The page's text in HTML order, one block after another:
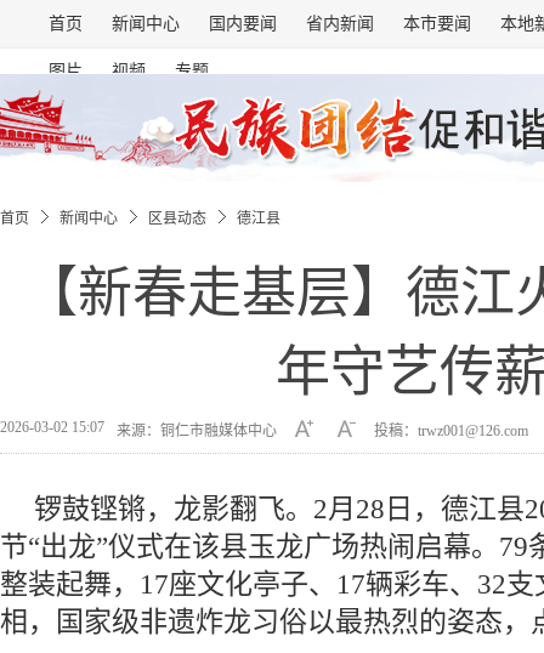
首页 新闻中心 国内要闻 省内新闻 本市要闻 本地
图片 视频 专题
首页 新闻中心 区县动态 德江县
【新春走基层】德江
年守艺传
2026-03-02 15:07 来源：铜仁市融媒体中心 投稿：trwz001@126.com
锣鼓铿锵，龙影翻飞。2月28日，德江县
节“出龙”仪式在该县玉龙广场热闹启幕。79
整装起舞，17座文化亭子、17辆彩车、32
相，国家级非遗炸龙习俗以最热烈的姿态，